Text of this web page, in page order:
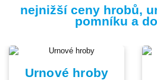
nejnižší ceny hrobů,
pomníku a
Urnové hroby